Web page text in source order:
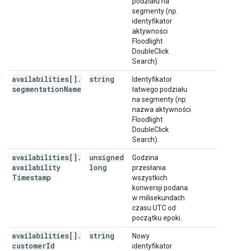
segmenty (np.
identyfikator
aktywności
Floodlight
DoubleClick
Search).
availabilities[] .
segmentationName
string
Identyfikator
łatwego podziału
na segmenty (np.
nazwa aktywności
Floodlight
DoubleClick
Search).
availabilities[] .
availability
Timestamp
unsigned
long
Godzina
przesłania
wszystkich
konwersji podana
w milisekundach
czasu UTC od
początku epoki.
availabilities[] .
customerId
string
Nowy
identyfikator